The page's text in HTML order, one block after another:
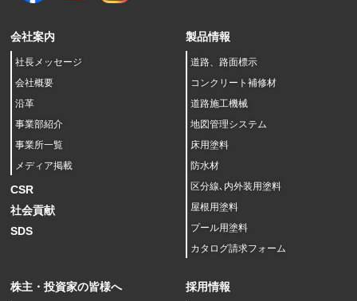
会社案内
社長メッセージ
会社概要
沿革
事業部紹介
事業所一覧
メディア掲載
CSR
社会貢献
SDS
製品情報
道路、路面標示
コンクリート補修材
道路施工機械
地図管理システム
床用塗料
防水材
区分線､内外装用塗料
屋根用塗料
プール用塗料
カタログ請求フォーム
株主・投資家の皆様へ 採用情報